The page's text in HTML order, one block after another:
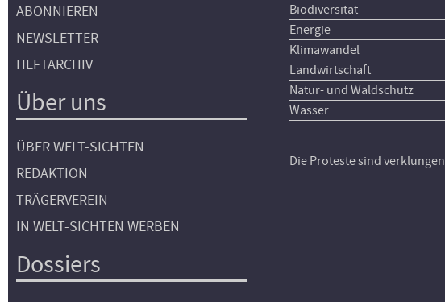
ABONNIEREN
NEWSLETTER
HEFTARCHIV
Über uns
ÜBER WELT-SICHTEN
REDAKTION
TRÄGERVEREIN
IN WELT-SICHTEN WERBEN
Dossiers
Biodiversität
Energie
Klimawandel
Landwirtschaft
Natur- und Waldschutz
Wasser
Die Proteste sind verklungen